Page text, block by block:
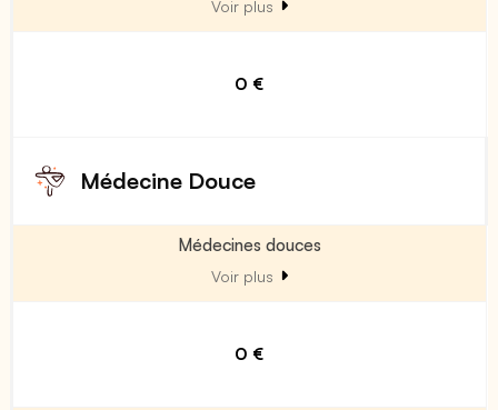
Voir plus
0 €
Médecine Douce
Médecines douces
Voir plus
0 €